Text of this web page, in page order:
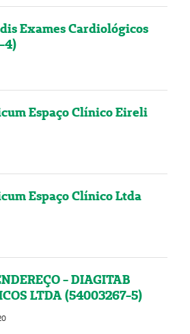
Exames Cardiológicos
4)
Espaço Clínico Eireli
Espaço Clínico Ltda
- DIAGITAB
LTDA (54003267-5)